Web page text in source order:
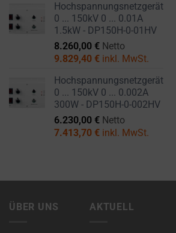
Hochspannungsnetzgerät
0 ... 150kV 0 ... 0.01A
1.5kW - DP150H-0-01HV
8.260,00 € Netto
9.829,40 € inkl. MwSt.
Hochspannungsnetzgerät
0 ... 150kV 0 ... 0.002A
300W - DP150H-0-002HV
6.230,00 € Netto
7.413,70 € inkl. MwSt.
ÜBER UNS AKTUELL